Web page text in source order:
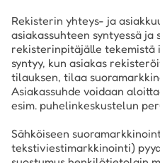
Rekisterin yhteys- ja
asiakassuhteen syntyessä ja
rekisterinpitäjälle tekemistä
syntyy, kun asiakas
tilauksen, tilaa
Asiakassuhde voidaan
esim. puhelinkeskustelun
Sähköiseen
tekstiviestimarkkinointi)